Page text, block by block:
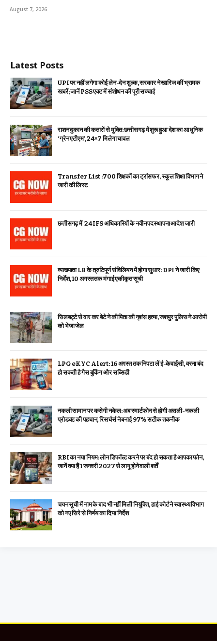
August 7, 2026
Latest Posts
UPI पर नहीं लगेगा कोई लेन-देन शुल्क, सरकार ने खारिज कीं भ्रामक
खबरें; जानें PSS एक्ट में संशोधन की पूरी सच्चाई
राशन दुकान की कतारों से मुक्ति: छत्तीसगढ़ में शुरू हुआ देश का आधुनिक
‘ग्रेन एटीएम’, 24×7 मिलेगा चावल
Transfer List :700 शिक्षकों का ट्रांसफर, स्कूल शिक्षा विभाग ने
जारी की लिस्ट
छत्तीसगढ़ में 24 IFS अधिकारियों के नवीन पदस्थापना आदेश जारी
व्याख्याता LB के त्रुटिपूर्ण संविलियन में होगा सुधार: DPI ने जारी किए
निर्देश, 10 अगस्त तक मंगाई एकीकृत सूची
सिलबट्टे से वार कर बेटे ने की पिता की नृशंस हत्या, जशपुर पुलिस ने आरोपी
को भेजा जेल
LPG eKYC Alert: 16 अगस्त तक निपटा लें ई-केवाईसी, वरना बंद
हो सकती है गैस बुकिंग और सब्सिडी
नकली सामान पर कसेगी नकेल: अब स्मार्टफोन से होगी असली-नकली
प्रोडक्ट की पहचान, रिसर्चर्स ने बनाई 97% सटीक तकनीक
RBI का नया नियम: लोन डिफॉल्ट करने पर बंद हो सकता है आपका फोन,
जानें क्या हैं 1 जनवरी 2027 से लागू होने वाली शर्तें
चयन सूची में नाम के बाद भी नहीं मिली नियुक्ति, हाई कोर्ट ने स्वास्थ्य विभाग
को नए सिरे से निर्णय का दिया निर्देश